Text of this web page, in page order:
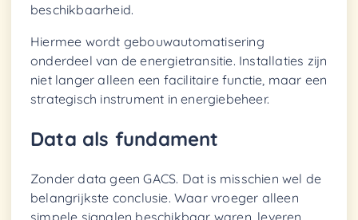
beschikbaarheid.
Hiermee wordt gebouwautomatisering
onderdeel van de energietransitie. Installaties zijn
niet langer alleen een facilitaire functie, maar een
strategisch instrument in energiebeheer.
Data als fundament
Zonder data geen GACS. Dat is misschien wel de
belangrijkste conclusie. Waar vroeger alleen